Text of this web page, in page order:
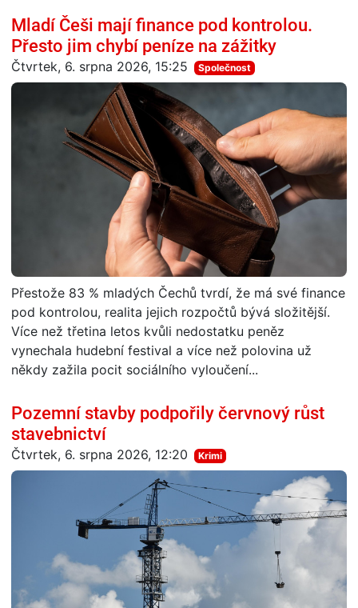
Mladí Češi mají finance pod kontrolou.
Přesto jim chybí peníze na zážitky
Čtvrtek, 6. srpna 2026, 15:25 Společnost
Přestože 83 % mladých Čechů tvrdí, že má své finance
pod kontrolou, realita jejich rozpočtů bývá složitější.
Více než třetina letos kvůli nedostatku peněz
vynechala hudební festival a více než polovina už
někdy zažila pocit sociálního vyloučení...
Pozemní stavby podpořily červnový růst
stavebnictví
Čtvrtek, 6. srpna 2026, 12:20 Krimi